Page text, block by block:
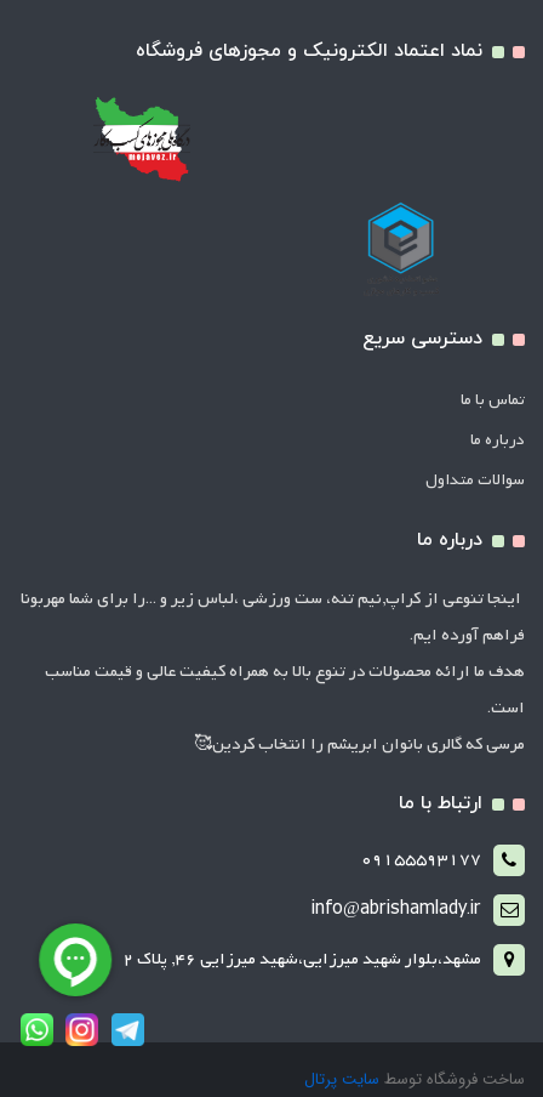
نماد اعتماد الکترونیک و مجوزهای فروشگاه
دسترسی سریع
تماس با ما
درباره ما
سوالات متداول
درباره ما
اینجا تنوعی از کراپ,نیم تنه، ست ورزشی ،لباس زیر و ...را برای شما مهربونا
فراهم آورده ایم.
هدف ما ارائه محصولات در تنوع بالا به همراه کیفیت عالی و قیمت مناسب
است.
مرسی که گالری بانوان ابریشم را انتخاب کردین🥰
ارتباط با ما
09155593177
info@abrishamlady.ir
مشهد،بلوار شهید میرزایی،شهید میرزایی 46, پلاک 2
ساخت فروشگاه توسط سایت پرتال